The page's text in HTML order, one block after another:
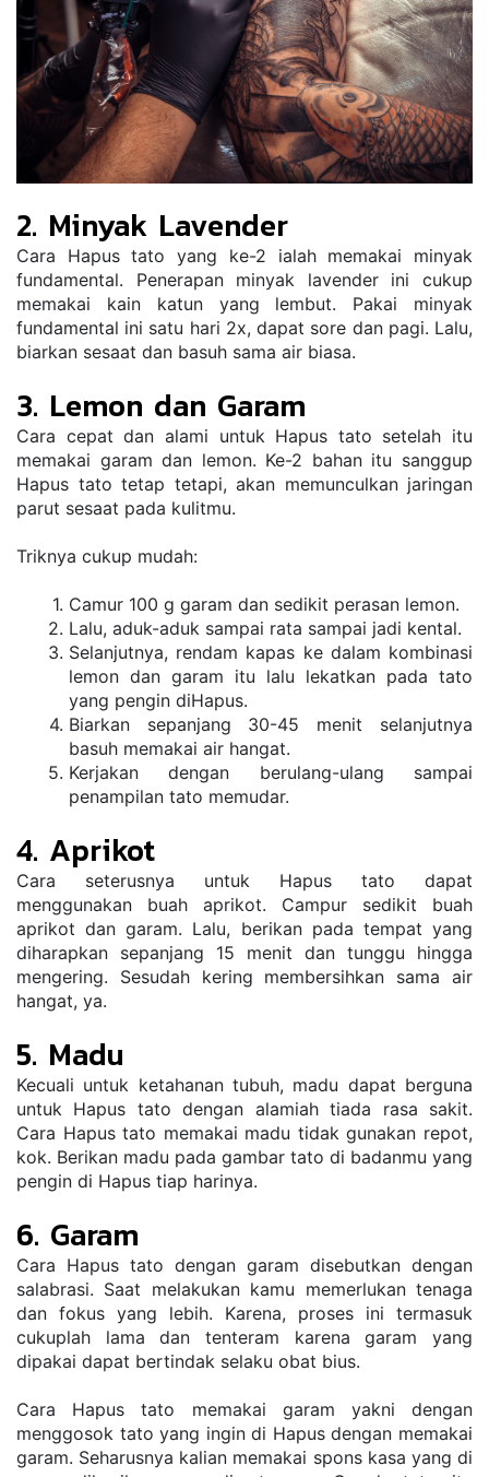
2. Minyak Lavender
Cara Hapus tato yang ke-2 ialah memakai minyak
fundamental. Penerapan minyak lavender ini cukup
memakai kain katun yang lembut. Pakai minyak
fundamental ini satu hari 2x, dapat sore dan pagi. Lalu,
biarkan sesaat dan basuh sama air biasa.
3. Lemon dan Garam
Cara cepat dan alami untuk Hapus tato setelah itu
memakai garam dan lemon. Ke-2 bahan itu sanggup
Hapus tato tetap tetapi, akan memunculkan jaringan
parut sesaat pada kulitmu.
Triknya cukup mudah:
Camur 100 g garam dan sedikit perasan lemon.
Lalu, aduk-aduk sampai rata sampai jadi kental.
Selanjutnya, rendam kapas ke dalam kombinasi
lemon dan garam itu lalu lekatkan pada tato
yang pengin diHapus.
Biarkan sepanjang 30-45 menit selanjutnya
basuh memakai air hangat.
Kerjakan dengan berulang-ulang sampai
penampilan tato memudar.
4. Aprikot
Cara seterusnya untuk Hapus tato dapat
menggunakan buah aprikot. Campur sedikit buah
aprikot dan garam. Lalu, berikan pada tempat yang
diharapkan sepanjang 15 menit dan tunggu hingga
mengering. Sesudah kering membersihkan sama air
hangat, ya.
5. Madu
Kecuali untuk ketahanan tubuh, madu dapat berguna
untuk Hapus tato dengan alamiah tiada rasa sakit.
Cara Hapus tato memakai madu tidak gunakan repot,
kok. Berikan madu pada gambar tato di badanmu yang
pengin di Hapus tiap harinya.
6. Garam
Cara Hapus tato dengan garam disebutkan dengan
salabrasi. Saat melakukan kamu memerlukan tenaga
dan fokus yang lebih. Karena, proses ini termasuk
cukuplah lama dan tenteram karena garam yang
dipakai dapat bertindak selaku obat bius.
Cara Hapus tato memakai garam yakni dengan
menggosok tato yang ingin di Hapus dengan memakai
garam. Seharusnya kalian memakai spons kasa yang di